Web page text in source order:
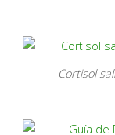
Cortisol